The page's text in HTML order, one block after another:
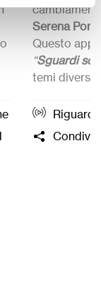
Serena
Questo
“Sguardi
temi diversi
➜ Webinar
workshop: